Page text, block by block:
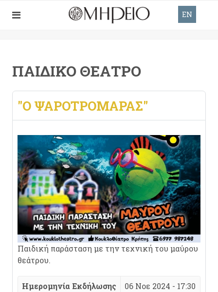
EN
ΠΑΙΔΙΚΌ ΘΈΑΤΡΟ
"Ο ΨΑΡΟΤΡΟΜΆΡΑΣ"
Παιδική παράσταση με την τεχνική του μαύρου
θεάτρου.
Ημερομηνία Εκδήλωσης 06 Νοε 2024 - 17:30